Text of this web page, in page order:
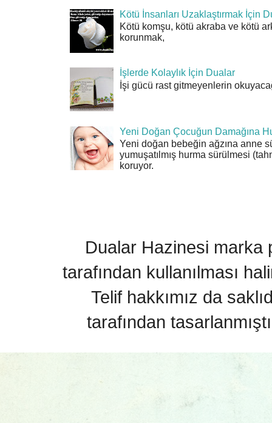
Kötü İnsanları Uzaklaştırmak İçin
Kötü komşu, kötü akraba ve kötü
korunmak,
İşlerde Kolaylık İçin Dualar
İşi gücü rast gitmeyenlerin
Yeni Doğan Çocuğun Damağına
Yeni doğan bebeğin ağzına anne
yumuşatılmış hurma sürülmesi
koruyor.
Dualar Hazinesi marka
tarafından kullanılması
Telif hakkımız da
tarafından